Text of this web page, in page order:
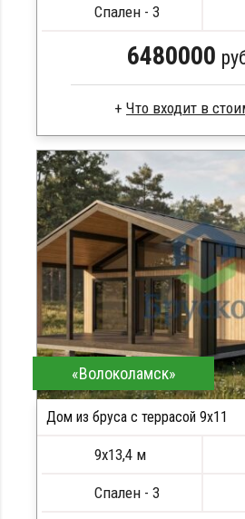
Спален - 3
6480000
Стропила, балки 50х200 мм
Кровля металлочерепица
Метизы, саморезы, гвозди
Сборка на березовые нагеля,
Металлические сваи 108
«Волоколамск»
Дом из бруса с террасой 9х11
9х13,4 м
Спален - 3